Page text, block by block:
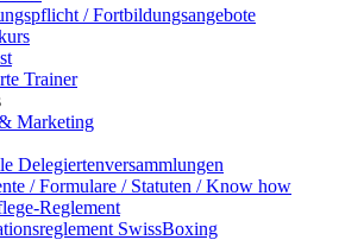
/ Fortbildungsangebote
Trainer
Marketing
Delegiertenversammlungen
/ Formulare / Statuten / Know how
Reglement
SwissBoxing